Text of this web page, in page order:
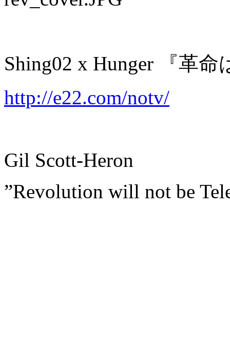
Shing02 x Hunger 『革
http://e22.com/notv/
Gil Scott-Heron
”Revolution will not be